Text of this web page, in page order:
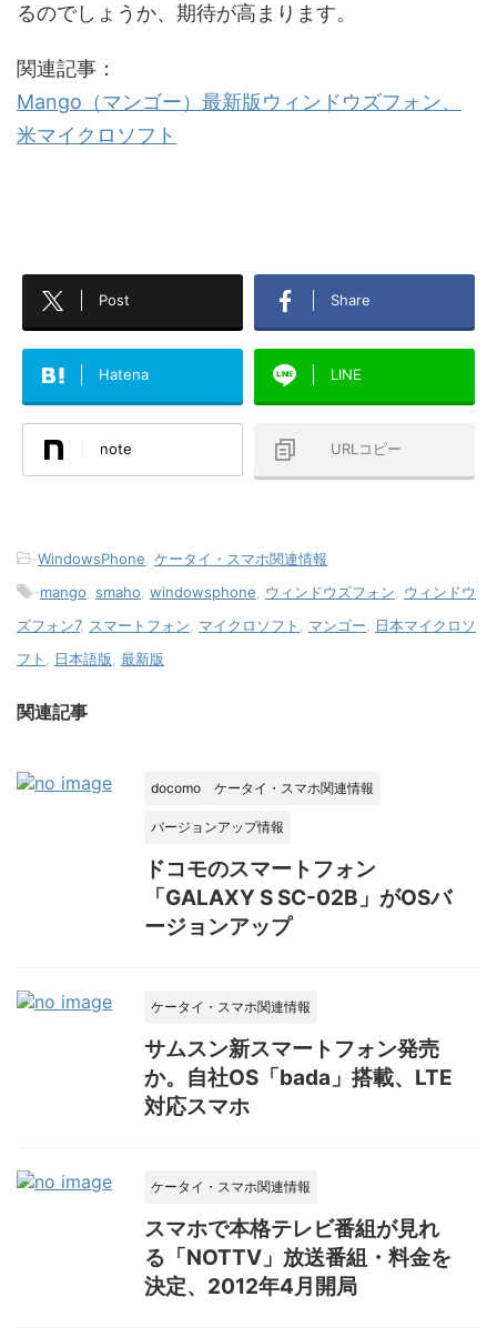
るのでしょうか、期待が高まります。
関連記事：
Mango（マンゴー）最新版ウィンドウズフォン、
米マイクロソフト
Post Share
Hatena LINE
note URLコピー
-WindowsPhone ケータイ・スマホ関連情報
-mango smaho windowsphone ウィンドウズフォン
ウィンドウ
ズフォン7, スマートフォン マイクロソフト マンゴー
日本マイクロソ
フト
日本語版 最新版
関連記事
docomo ケータイ・スマホ関連情報
バージョンアップ情報
ドコモのスマートフォン
「GALAXY S SC-02B」がOSバ
ージョンアップ
ケータイ・スマホ関連情報
サムスン新スマートフォン発売
か。自社OS「bada」搭載、LTE
対応スマホ
ケータイ・スマホ関連情報
スマホで本格テレビ番組が見れ
る「NOTTV」放送番組・料金を
決定、2012年4月開局